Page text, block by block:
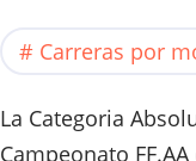
Carreras por
La Categoria
Campeonato